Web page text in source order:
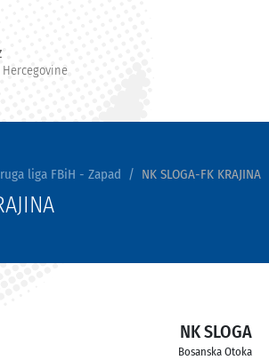
liga FBiH - Zapad NK SLOGA-FK KRAJINA
NK SLOGA
Bosanska Otoka